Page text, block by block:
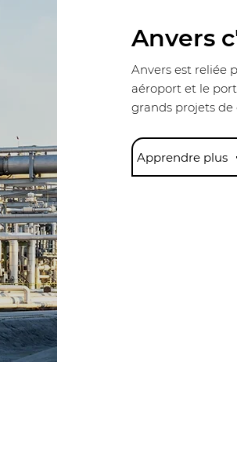
Anvers
Anvers est reliée
aéroport et le
grands projets
Apprendre plus